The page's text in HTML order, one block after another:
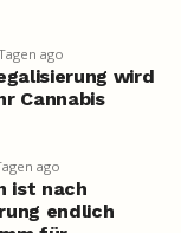
ago
wird
Cannabis
ago
ist nach
endlich